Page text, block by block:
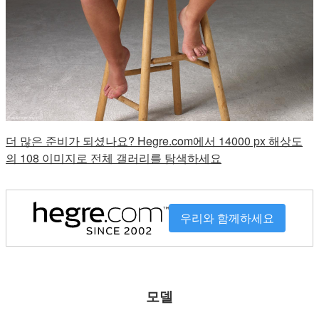
더 많은 준비가 되셨나요? Hegre.com에서 14000 px 해상도
의 108 이미지로 전체 갤러리를 탐색하세요
우리와 함께하세요
모델